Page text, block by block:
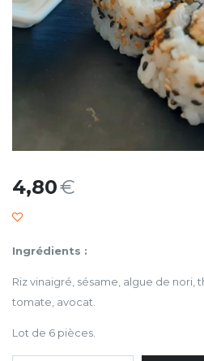
4,80€
Ingrédients :
Riz vinaigré, sésame, algue de nori,
tomate, avocat.
Lot de 6 pièces.